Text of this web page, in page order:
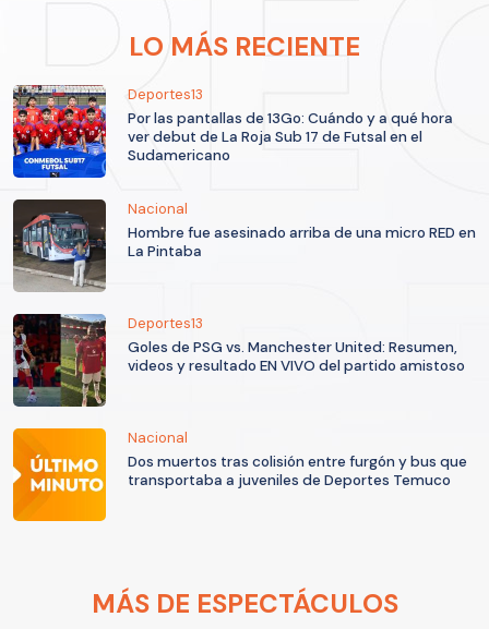
LO MÁS RECIENTE
Deportes13
Por las pantallas de 13Go: Cuándo y a qué hora
ver debut de La Roja Sub 17 de Futsal en el
Sudamericano
Nacional
Hombre fue asesinado arriba de una micro RED en
La Pintaba
Deportes13
Goles de PSG vs. Manchester United: Resumen,
videos y resultado EN VIVO del partido amistoso
Nacional
Dos muertos tras colisión entre furgón y bus que
transportaba a juveniles de Deportes Temuco
MÁS DE ESPECTÁCULOS